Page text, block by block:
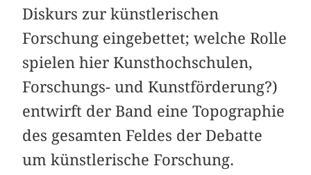
Diskurs zur künstlerischen
Forschung eingebettet; welche Rolle
spielen hier Kunsthochschulen,
Forschungs- und Kunstförderung?)
entwirft der Band eine Topographie
des gesamten Feldes der Debatte
um künstlerische Forschung.